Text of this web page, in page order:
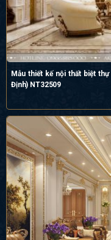
Mẫu thiết kế nội thất biệt
Định) NT32509